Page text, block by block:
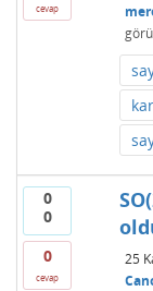
cevap
0
0
0
cevap
25